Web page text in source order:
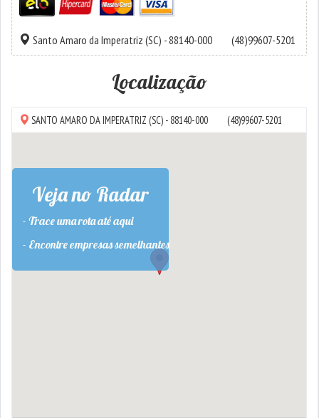
Santo Amaro da Imperatriz (SC) - 88140-000 (48)99607-5201
Localização
SANTO AMARO DA IMPERATRIZ (SC) - 88140-000 (48)99607-5201
Veja no Radar
- Trace uma rota até aqui
- Encontre empresas semelhantes